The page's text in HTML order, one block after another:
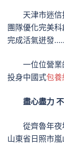
天津市迷
團隊優化完美
完成活氣迸發
一位位營業
投身中國式包養
盡心盡力
從齊魯年
山東省日照市